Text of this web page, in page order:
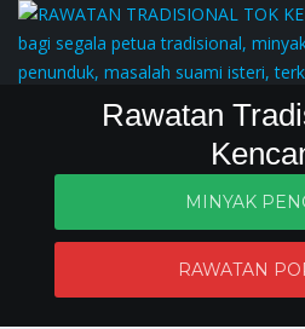
Rawatan
Penyelesaian masalah
MINYAK
RAWATAN